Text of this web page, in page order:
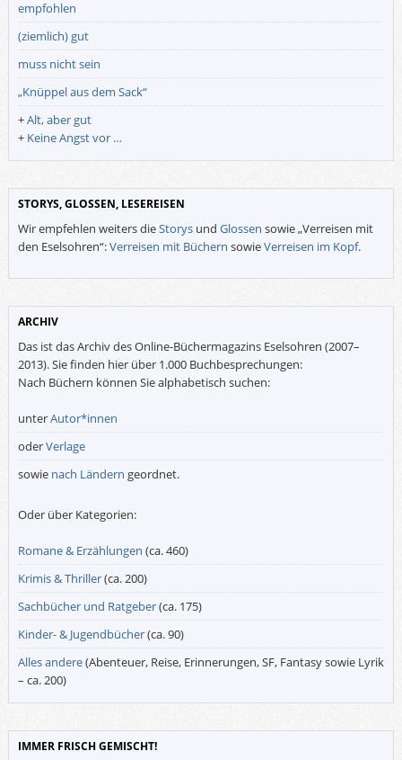
empfohlen
(ziemlich) gut
muss nicht sein
„Knüppel aus dem Sack“
+Alt, aber gut
+ Keine Angst vor …
STORYS, GLOSSEN, LESEREISEN
Wir empfehlen weiters dieStorysund Glossen sowie „Verreisen mit
den Eselsohren“:Verreisen mit Büchern sowieVerreisen im Kopf.
ARCHIV
Das ist das Archiv des Online-Büchermagazins Eselsohren (2007–
2013). Sie finden hier über 1.000 Buchbesprechungen:
Nach Büchern können Sie alphabetisch suchen:
unterAutor*innen
oderVerlage
sowie nach Ländern geordnet.
Oder über Kategorien:
Romane & Erzählungen (ca. 460)
Krimis & Thriller(ca. 200)
Sachbücher und Ratgeber(ca. 175)
Kinder- & Jugendbücher(ca. 90)
Alles andere(Abenteuer, Reise, Erinnerungen, SF, Fantasy sowie Lyrik
– ca. 200)
IMMER FRISCH GEMISCHT!